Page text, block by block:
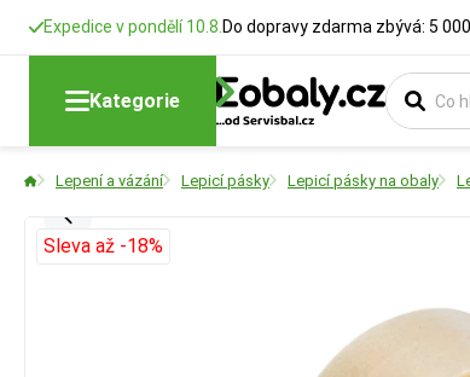
Expedice v pondělí 10.8. Do dopravy zdarma zbývá: 5
Kategorie
Lepení a vázání Lepicí pásky Lepicí pásky na obaly
Sleva až -18%